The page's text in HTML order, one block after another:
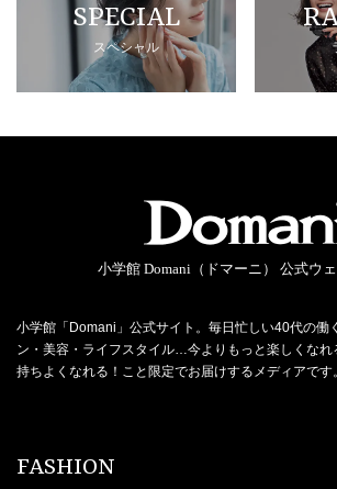
SPECIAL
スペシャル
小学館 Domani（ドマーニ） 公式ウ
小学館「Domani」公式サイト。毎日忙しい40代の働
ン・美容・ライフスタイル…今よりもっと楽しくなれ
持ちよくなれる！こと限定でお届けするメディアです。
FASHION